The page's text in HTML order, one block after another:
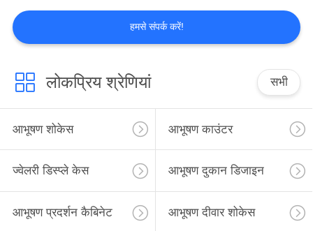
हमसे संपर्क करें!
लोकप्रिय श्रेणियां सभी
आभूषण शोकेस आभूषण काउंटर
ज्वेलरी डिस्प्ले केस आभूषण दुकान डिजाइन
आभूषण प्रदर्शन कैबिनेट आभूषण दीवार शोकेस